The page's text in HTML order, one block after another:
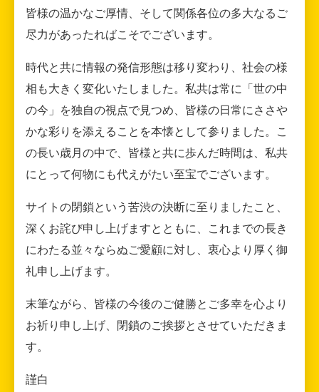
皆様の温かなご厚情、そして関係各位の多大なるご
尽力があったればこそでございます。
時代と共に情報の発信形態は移り変わり、社会の様
相も大きく変化いたしました。私共は常に「世の中
の今」を独自の視点で見つめ、皆様の日常にささや
かな彩りを添えることを本懐として参りました。こ
の長い歳月の中で、皆様と共に歩んだ時間は、私共
にとって何物にも代えがたい至宝でございます。
サイトの閉鎖という苦渋の決断に至りましたこと、
深くお詫び申し上げますとともに、これまでの長き
にわたる並々ならぬご愛顧に対し、衷心より厚く御
礼申し上げます。
末筆ながら、皆様の今後のご健勝とご多幸を心より
お祈り申し上げ、閉鎖のご挨拶とさせていただきま
す。
謹白